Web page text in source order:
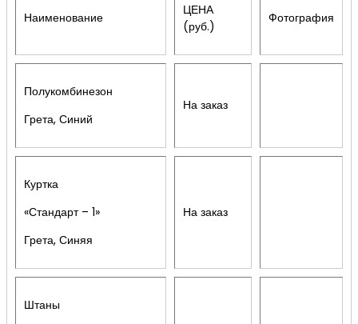
Наименование
ЦЕНА
(руб.)
Фотография
Полукомбинезон
Грета, Синий
На заказ
Куртка
«Стандарт – 1»
Грета, Синяя
На заказ
Штаны